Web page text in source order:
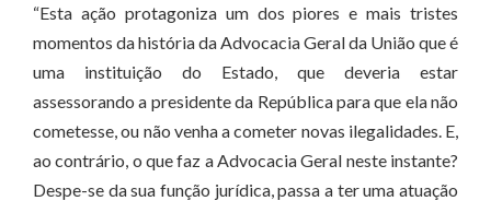
“Esta ação protagoniza um dos piores e mais tristes
momentos da história da Advocacia Geral da União que é
uma instituição do Estado, que deveria estar
assessorando a presidente da República para que ela não
cometesse, ou não venha a cometer novas ilegalidades. E,
ao contrário, o que faz a Advocacia Geral neste instante?
Despe-se da sua função jurídica, passa a ter uma atuação